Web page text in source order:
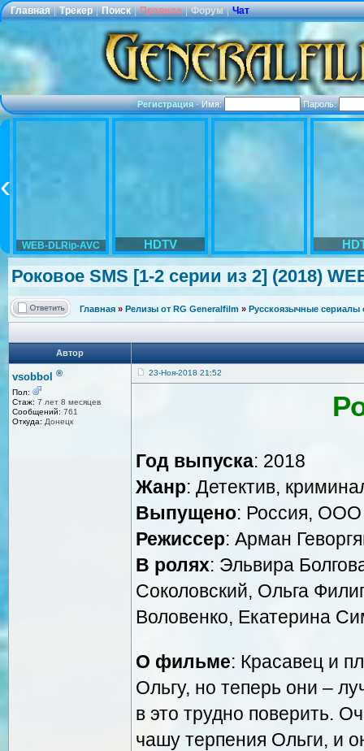
Главная | Трекер | Поиск | Правила | Форум | Чат
Регистрация·Имя: Пароль:
WEB-DLRip-AVC HDTV
Роковое SMS [1-2 серии из 2] (2018)
Главная » Релизы от RG Generalfilm » Русскоязычные сериалы
Автор
vsobbol ®
Пол:
Стаж: 7 лет 8 месяцев
Сообщений: 761
Откуда: Донецк
23-Ноя-2018 21:52
Год выпуска: 2018
Жанр: Детектив,
Выпущено: Россия,
Режиссер: Арман
В ролях: Эльвира
Соколовский, Ольга
Воловенко, Екатерина
О фильме: Красавец и
Ольгу, но теперь они –
в это трудно поверить.
чашу терпения Ольги, и